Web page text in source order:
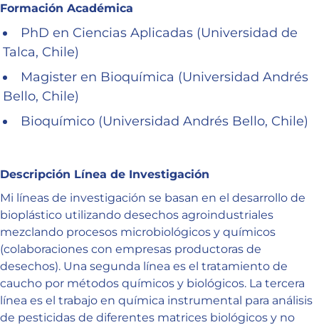
Formación Académica
PhD en Ciencias Aplicadas (Universidad de
Talca, Chile)
Magister en Bioquímica (Universidad Andrés
Bello, Chile)
Bioquímico (Universidad Andrés Bello, Chile)
Descripción Línea de Investigación
Mi líneas de investigación se basan en el desarrollo de
bioplástico utilizando desechos agroindustriales
mezclando procesos microbiológicos y químicos
(colaboraciones con empresas productoras de
desechos). Una segunda línea es el tratamiento de
caucho por métodos químicos y biológicos. La tercera
línea es el trabajo en química instrumental para análisis
de pesticidas de diferentes matrices biológicos y no